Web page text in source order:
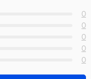
0
0
0
0
0